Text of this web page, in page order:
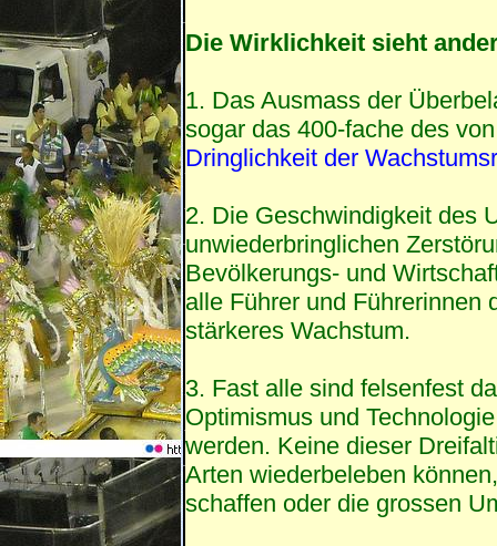
Die Wirklichkeit sieht
1. Das Ausmass der
sogar das 400-fache des
Dringlichkeit der
2. Die Geschwindigkeit des
unwiederbringlichen
Bevölkerungs- und
alle Führer und Führerinnen
stärkeres Wachstum.
3. Fast alle sind felsenfest
Optimismus und
werden. Keine dieser
Arten wiederbeleben
schaffen oder die grossen